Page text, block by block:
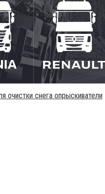
очистки снега опрыскиватели